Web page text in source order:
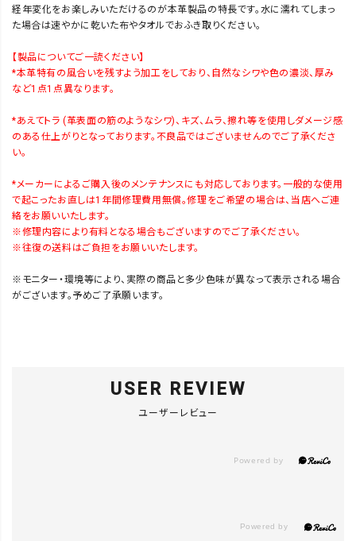
経年変化をお楽しみいただけるのが本革製品の特長です。水に濡れてしまっ
た場合は速やかに乾いた布やタオルでおふき取りください。
【製品についてご一読ください】
*本革特有の風合いを残すよう加工をしており、自然なシワや色の濃淡、厚み
など1点1点異なります。
*あえてトラ (革表面の筋のようなシワ)、キズ、ムラ、擦れ等を使用しダメージ感
のある仕上がりとなっております。不良品ではございませんのでご了承くださ
い。
*メーカーによるご購入後のメンテナンスにも対応しております。一般的な使用
で起こったお直しは1年間修理費用無償。修理をご希望の場合は、当店へご連
絡をお願いいたします。
※修理内容により有料となる場合もございますのでご了承ください。
※往復の送料はご負担をお願いいたします。
※モニター・環境等により、実際の商品と多少色味が異なって表示される場合
がございます。予めご了承願います。
USER REVIEW
ユーザーレビュー